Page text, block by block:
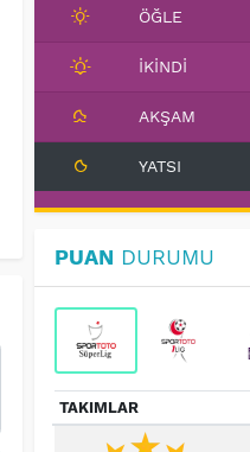
ÖĞLE
İKINDI
AKŞAM
YATSI
PUAN DURUMU
TAKIMLAR